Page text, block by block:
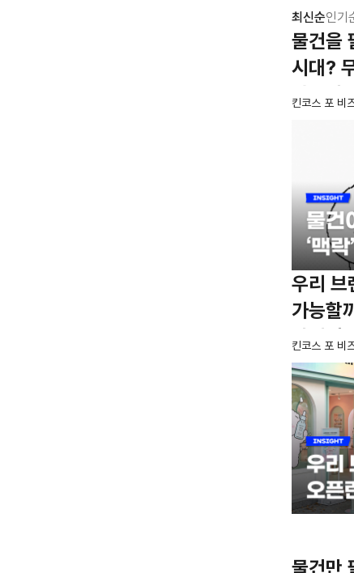
최신순인기
물건을
시대?
샀을까
킨코스 포 비
우리 브
가능할
마케팅'
킨코스 포 비
물건만